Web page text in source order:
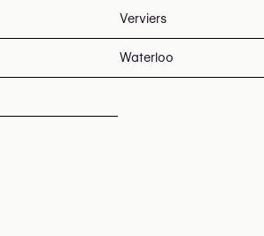
Verviers
Waterloo